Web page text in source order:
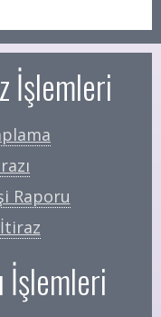
İşlemleri
Raporu
İşlemleri